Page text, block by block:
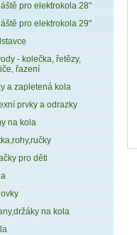
pro elektrokola 28"
pro elektrokola 29"
- kolečka, řetězy,
řazení
a zapletená kola
prvky a odrazky
na kola
pro děti
na kola